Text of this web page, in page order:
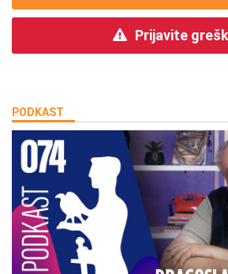
Prijavite
PODKAST